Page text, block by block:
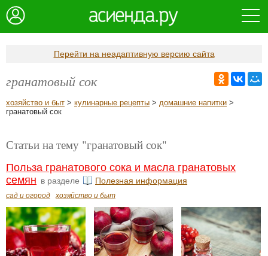
Перейти на неадаптивную версию сайта
гранатовый сок
хозяйство и быт > кулинарные рецепты > домашние напитки >
гранатовый сок
Статьи на тему "гранатовый сок"
Польза гранатового сока и масла гранатовых
семян в разделе Полезная информация
сад и огород хозяйство и быт